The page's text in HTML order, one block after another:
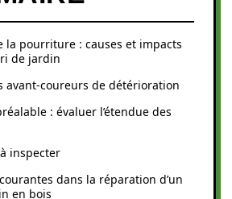
la pourriture : causes et impacts
de jardin
avant-coureurs de détérioration
: évaluer l’étendue des
inspecter
dans la réparation d’un
en bois